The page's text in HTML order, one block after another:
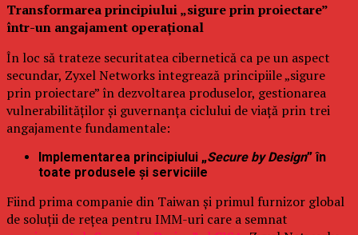
Transformarea principiului „sigure prin proiectare”
într-un angajament operațional
În loc să trateze securitatea cibernetică ca pe un aspect
secundar, Zyxel Networks integrează principiile „sigure
prin proiectare” în dezvoltarea produselor, gestionarea
vulnerabilităților și guvernanța ciclului de viață prin trei
angajamente fundamentale:
Implementarea principiului „Secure by Design” în
toate produsele și serviciile
Fiind prima companie din Taiwan și primul furnizor global
de soluții de rețea pentru IMM-uri care a semnat